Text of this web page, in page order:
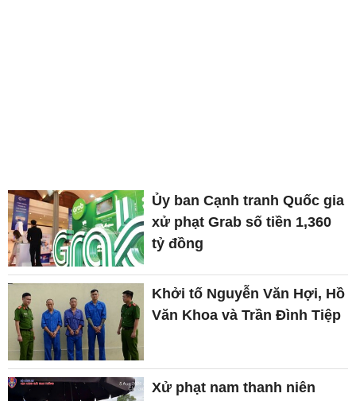
Ủy ban Cạnh tranh Quốc gia
xử phạt Grab số tiền 1,360
tỷ đồng
Khởi tố Nguyễn Văn Hợi, Hồ
Văn Khoa và Trần Đình Tiệp
Xử phạt nam thanh niên